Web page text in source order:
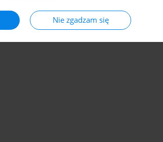
Nie zgadzam się